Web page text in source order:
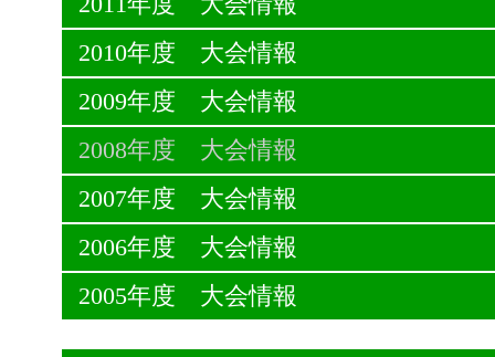
2010年度 大会情報
2009年度 大会情報
2008年度 大会情報
2007年度 大会情報
2006年度 大会情報
2005年度 大会情報